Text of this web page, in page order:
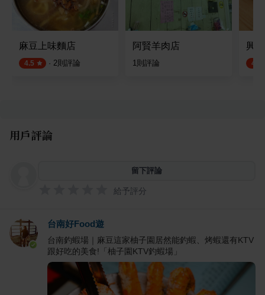
麻豆上味麵店
4.5 · 2則評論
阿賢羊肉店
1則評論
興
4.5
用戶評論
留下評論
給予評分
台南好Food遊
台南釣蝦場｜麻豆這家柚子園居然能釣蝦、烤蝦還有KTV
跟好吃的美食!「柚子園KTV釣蝦場」